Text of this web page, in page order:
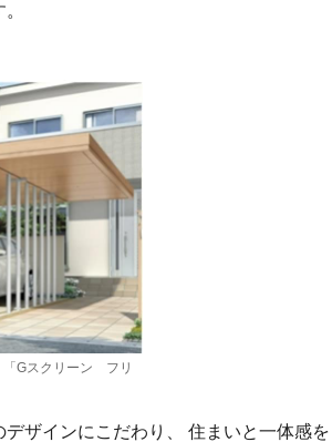
「Gスクリーン フリ
ザインにこだわり、 住まいと一体感を